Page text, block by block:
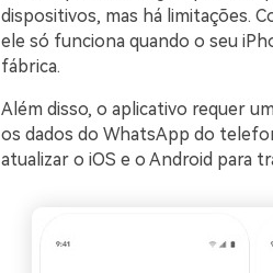
dispositivos, mas há limitações.
ele só funciona quando o seu
fábrica.
Além disso, o aplicativo requer
os dados do WhatsApp do
atualizar o iOS e o Android para